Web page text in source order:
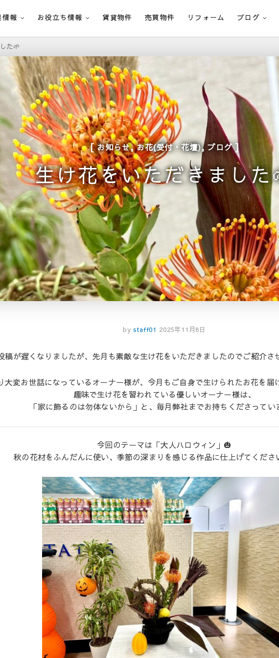
情報 お役立ち情報 賃貸物件 売買物件 リフォーム ブログ
た🌱
お知らせ,お花(受付・花壇),ブログ
生け花をいただきました
by staff01 2025年11月8日
稿が遅くなりましたが、先月も素敵な生け花をいただきましたのでご紹介さ
大変お世話になっているオーナー様が、今月もご自身で生けられたお花を届
趣味で生け花を習われている優しいオーナー様は、
「家に飾るのは勿体ないから」と、毎月弊社までお持ちくださってい
今回のテーマは「大人ハロウィン」🎃
秋の花材をふんだんに使い、季節の深まりを感じる作品に仕上げてくださ